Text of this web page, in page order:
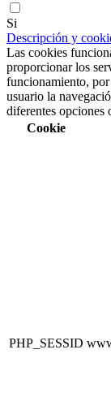
Si
Descripción y
Las cookies
proporcionar los
funcionamiento,
usuario la
diferentes opciones
Cookie
PHP_SESSID